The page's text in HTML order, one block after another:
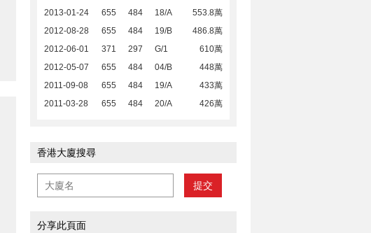
2013-01-24
655 484 18/A
553.8萬
2012-08-28
655 484 19/B
486.8萬
2012-06-01
371 297 G/1
610萬
2012-05-07
655 484 04/B
448萬
2011-09-08
655 484 19/A
433萬
2011-03-28
655 484 20/A 426萬
香港大廈搜尋
提交
分享此頁面